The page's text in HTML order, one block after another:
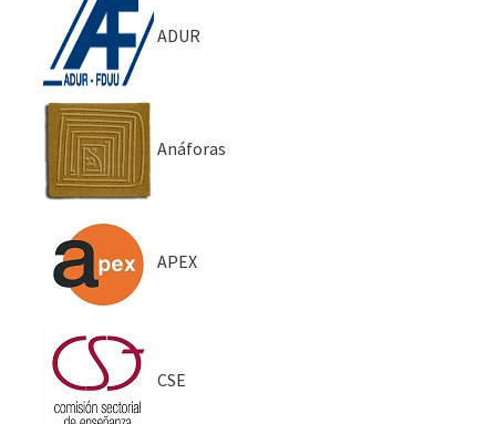
ADUR
Anáforas
APEX
CSE